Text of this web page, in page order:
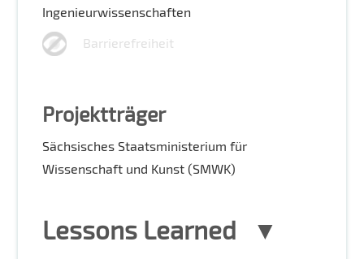
Ingenieurwissenschaften
Barrierefreiheit
Projektträger
Sächsisches Staatsministerium für
Wissenschaft und Kunst (SMWK)
Lessons Learned